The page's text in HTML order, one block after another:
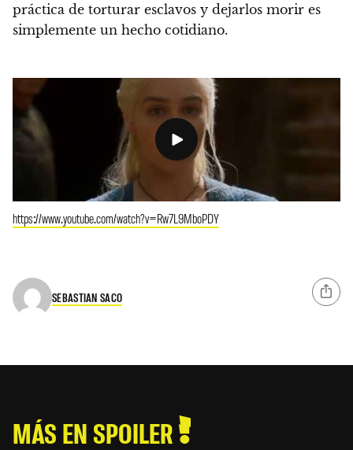
práctica de torturar esclavos y dejarlos morir es
simplemente un hecho cotidiano.
https://www.youtube.com/watch?v=Rw7L9MboPDY
SEBASTIAN SACO
MÁS EN SPOILER